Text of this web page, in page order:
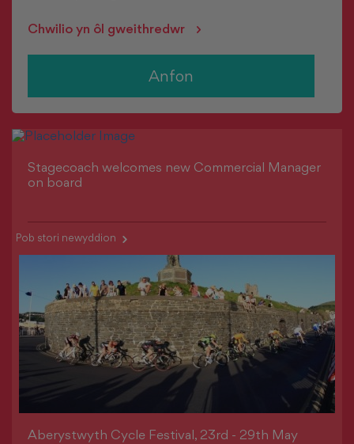
Chwilio yn ôl gweithredwr
Anfon
Stagecoach welcomes new Commercial Manager
on board
Pob stori newyddion >
Aberystwyth Cycle Festival, 23rd - 29th May